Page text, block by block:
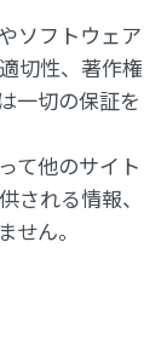
ソフトウェア
切性、著作権
一切の保証を
て他のサイト
される情報、
ん。